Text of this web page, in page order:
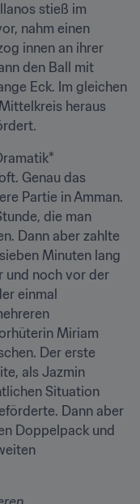
stieß im
nahm einen
innen an ihrer
den Ball mit
Eck. Im gleichen
heraus
Genau das
Partie in Amman.
die man
Dann aber zahlte
Minuten lang
und noch vor der
einmal
Miriam
Der erste
als Jazmin
Situation
Dann aber
Doppelpack und